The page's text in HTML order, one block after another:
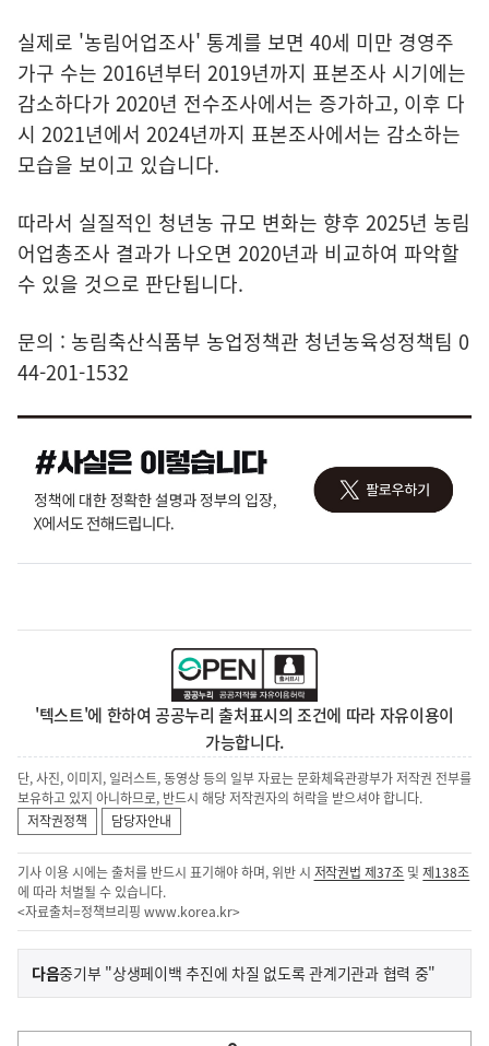
실제로 '농림어업조사' 통계를 보면 40세 미만 경영주
가구 수는 2016년부터 2019년까지 표본조사 시기에는
감소하다가 2020년 전수조사에서는 증가하고, 이후 다
시 2021년에서 2024년까지 표본조사에서는 감소하는
모습을 보이고 있습니다.
따라서 실질적인 청년농 규모 변화는 향후 2025년 농림
어업총조사 결과가 나오면 2020년과 비교하여 파악할
수 있을 것으로 판단됩니다.
문의 : 농림축산식품부 농업정책관 청년농육성정책팀 0
44-201-1532
'텍스트'에 한하여 공공누리 출처표시의 조건에 따라 자유이용이
가능합니다.
단, 사진, 이미지, 일러스트, 동영상 등의 일부 자료는 문화체육관광부가 저작권 전부를
보유하고 있지 아니하므로, 반드시 해당 저작권자의 허락을 받으셔야 합니다.
저작권정책
담당자안내
기사 이용 시에는 출처를 반드시 표기해야 하며, 위반 시 저작권법 제37조 및제138조
에 따라 처벌될 수 있습니다.
<자료출처=정책브리핑 www.korea.kr>
이
전
다
다음기
사
중기부 "상생페이백 추진에 차질 없도록 관계기관과 협력 중"